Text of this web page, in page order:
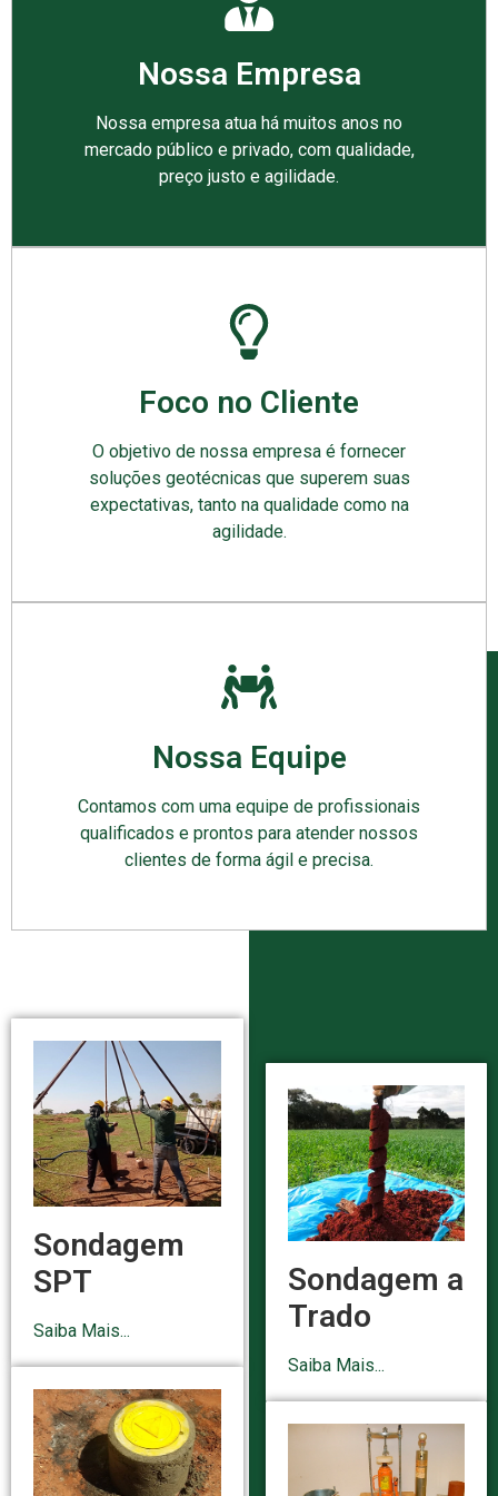
Nossa Empresa
Nossa empresa atua há muitos anos no
mercado público e privado, com qualidade,
preço justo e agilidade.
Foco no Cliente
O objetivo de nossa empresa é fornecer
soluções geotécnicas que superem suas
expectativas, tanto na qualidade como na
agilidade.
Nossa Equipe
Contamos com uma equipe de profissionais
qualificados e prontos para atender nossos
clientes de forma ágil e precisa.
Sondagem
SPT
Saiba Mais...
Sondagem a
Trado
Saiba Mais...